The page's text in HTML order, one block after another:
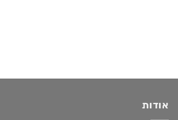
אודות